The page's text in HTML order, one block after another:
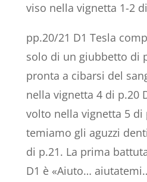
viso nella vignetta 1-2
pp.20/21 D1 Tesla
solo di un giubbetto di
pronta a cibarsi del
nella vignetta 4 di p.20
volto nella vignetta 5 di
temiamo gli aguzzi
di p.21. La prima
D1 è «Aiuto…